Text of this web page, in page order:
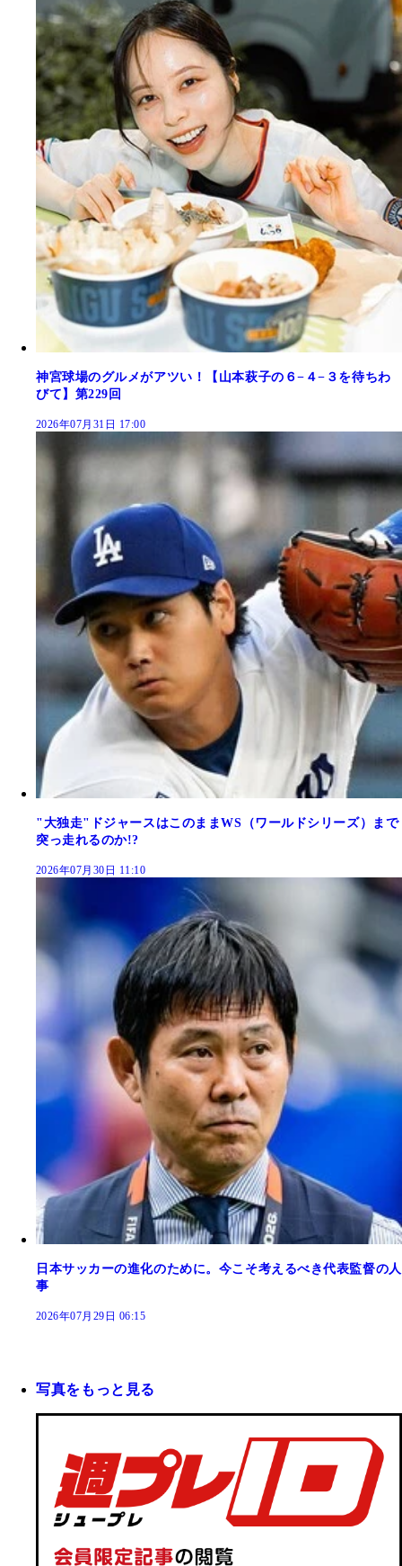
神宮球場のグルメがアツい！【山本萩子の６−４−３を待ちわ
びて】第229回
2026年07月31日 17:00
"大独走"ドジャースはこのままWS（ワールドシリーズ）まで
突っ走れるのか!?
2026年07月30日 11:10
日本サッカーの進化のために。今こそ考えるべき代表監督の人
事
2026年07月29日 06:15
写真をもっと見る